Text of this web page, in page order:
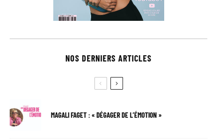
NOS DERNIERS ARTICLES
MAGALI FAGET : « DÉGAGER DE L’ÉMOTION »